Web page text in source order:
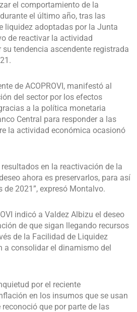
el comportamiento de la
el último año, tras las
liquidez adoptadas por la Junta
de reactivar la actividad
tendencia ascendente registrada
de ACOPROVI, manifestó al
del sector por los efectos
a la política monetaria
Central para responder a las
la actividad económica ocasionó
en la reactivación de la
ahora es preservarlos, para así
2021”, expresó Montalvo.
indicó a Valdez Albizu el deseo
de que sigan llegando recursos
de la Facilidad de Liquidez
a consolidar el dinamismo del
por el reciente
en los insumos que se usan
que por parte de las